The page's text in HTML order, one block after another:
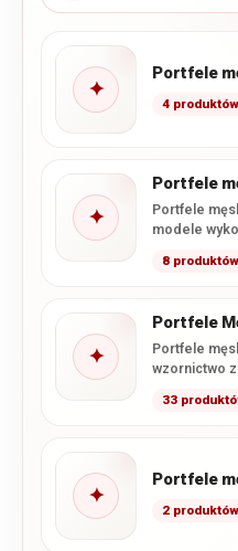
✦
Portfele
4 produktów
✦
Portfele
Portfele
modele
8 produktów
✦
Portfele
Portfele
wzornictwo
33
✦
Portfele
2 produktów